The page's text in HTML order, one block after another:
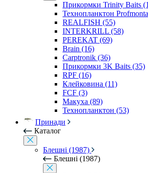
Прикормки Trinity Baits
Технопланктон
REALFISH (55)
INTERKRILL (58)
PEREKAT (69)
Brain (16)
Carptronik (36)
Прикормки 3K Baits (35)
RPF (16)
Клейковина (11)
FCF (3)
Макуха (89)
Технопланктон (53)
Принади
Каталог
Блешні (1987)
Блешні (1987)